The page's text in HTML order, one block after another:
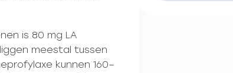
is 80 mg LA
meestal tussen
kunnen 160–